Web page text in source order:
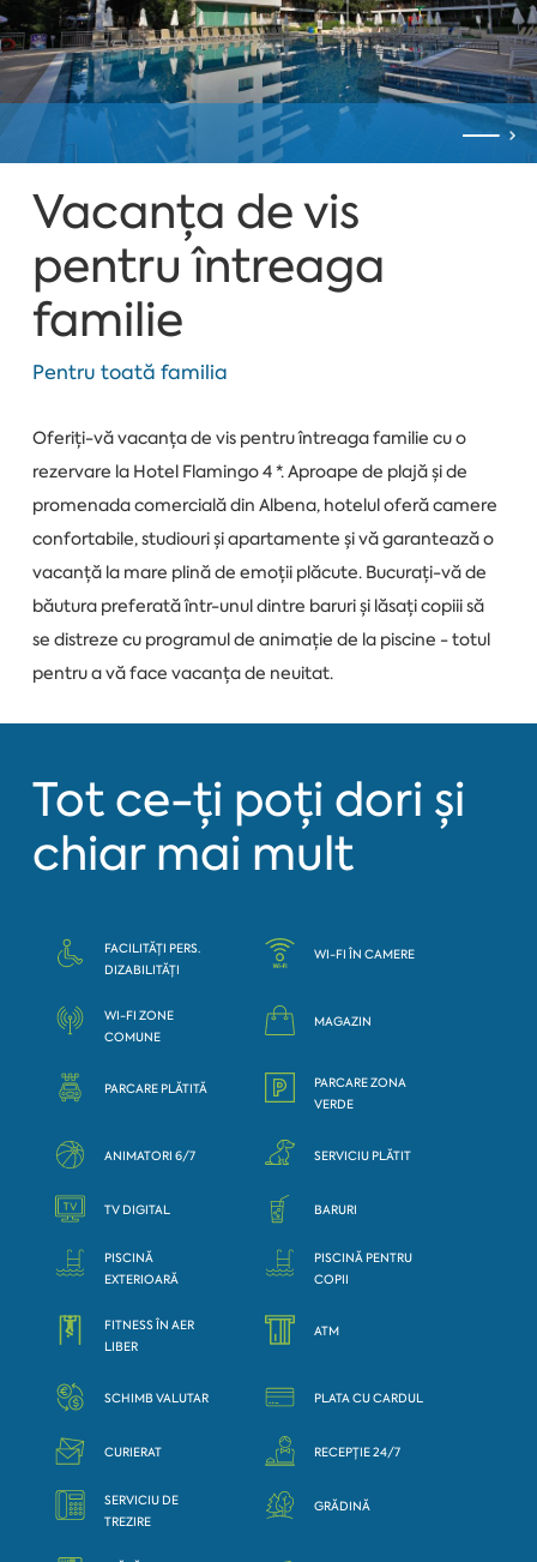
Vacanța de vis
pentru întreaga
familie
Pentru toată familia
Oferiți-vă vacanța de vis pentru întreaga familie cu o
rezervare la Hotel Flamingo 4 *. Aproape de plajă și de
promenada comercială din Albena, hotelul oferă camere
confortabile, studiouri și apartamente și vă garantează o
vacanță la mare plină de emoții plăcute. Bucurați-vă de
băutura preferată într-unul dintre baruri și lăsați copiii să
se distreze cu programul de animație de la piscine - totul
pentru a vă face vacanța de neuitat.
Tot ce-ți poți dori și
chiar mai mult
FACILITĂȚI PERS.
DIZABILITĂȚI
WI-FI ÎN CAMERE
WI-FI ZONE
COMUNE
MAGAZIN
PARCARE PLĂTITĂ
PARCARE ZONA
VERDE
ANIMATORI 6/7 SERVICIU PLĂTIT
TV DIGITAL BARURI
PISCINĂ
EXTERIOARĂ
PISCINĂ PENTRU
COPII
FITNESS ÎN AER
LIBER
ATM
SCHIMB VALUTAR PLATA CU CARDUL
CURIERAT RECEPȚIE 24/7
SERVICIU DE
TREZIRE
GRĂDINĂ